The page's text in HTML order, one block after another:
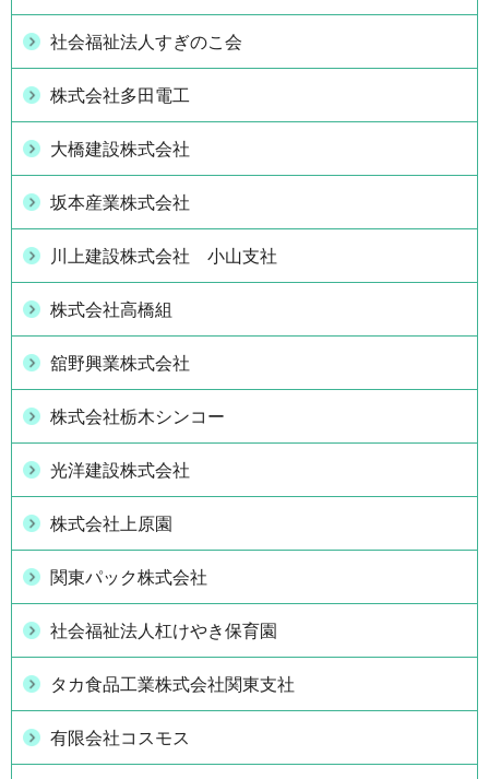
社会福祉法人すぎのこ会
株式会社多田電工
大橋建設株式会社
坂本産業株式会社
川上建設株式会社 小山支社
株式会社高橋組
舘野興業株式会社
株式会社栃木シンコー
光洋建設株式会社
株式会社上原園
関東パック株式会社
社会福祉法人杠けやき保育園
タカ食品工業株式会社関東支社
有限会社コスモス